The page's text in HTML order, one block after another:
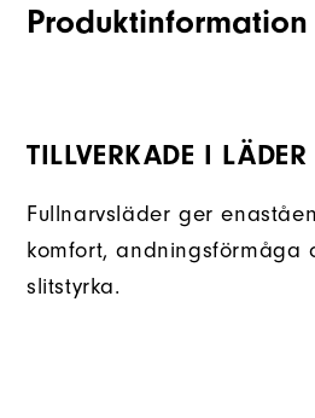
Produktinformation
TILLVERKADE I LÄDER
Fullnarvsläder ger
komfort, andningsförmåga
slitstyrka.